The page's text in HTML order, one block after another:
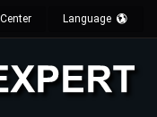
Language